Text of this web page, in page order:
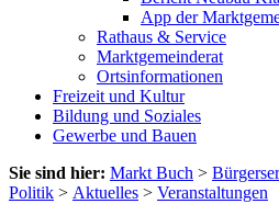
App der
Rathaus & Service
Marktgemeinderat
Ortsinformationen
Freizeit und Kultur
Bildung und Soziales
Gewerbe und Bauen
Sie sind hier: Markt Buch >
Politik > Aktuelles > Veranstaltungen